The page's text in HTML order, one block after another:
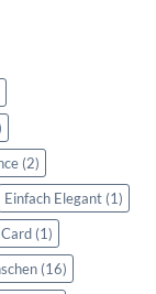
(2)
Einfach Elegant (1)
(1)
(16)